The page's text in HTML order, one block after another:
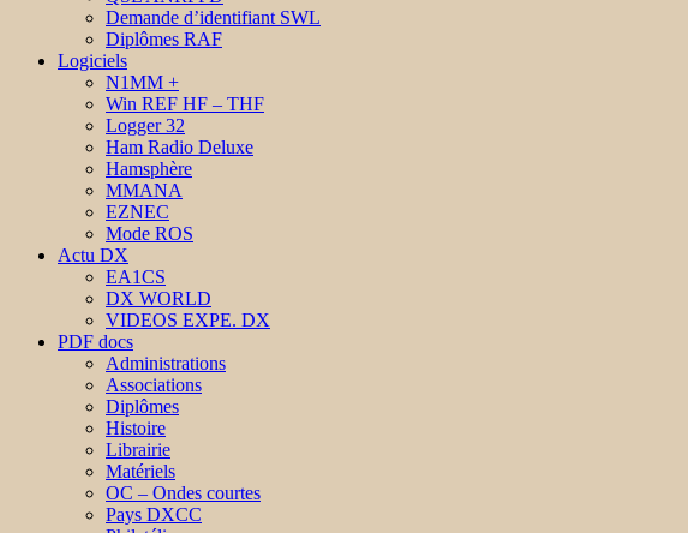
Demande d’identifiant SWL
Diplômes RAF
Logiciels
N1MM +
Win REF HF – THF
Logger 32
Ham Radio Deluxe
Hamsphère
MMANA
EZNEC
Mode ROS
Actu DX
EA1CS
DX WORLD
VIDEOS EXPE. DX
PDF docs
Administrations
Associations
Diplômes
Histoire
Librairie
Matériels
OC – Ondes courtes
Pays DXCC